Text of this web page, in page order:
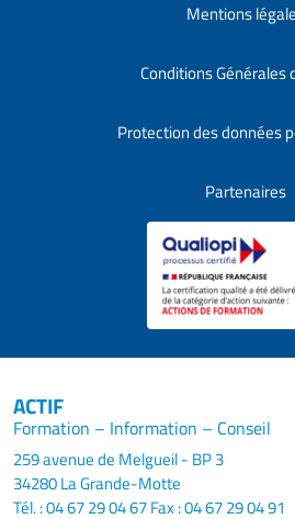
Mentions
Conditions Générales
Protection des données
Partenaires
ACTIF
Formation – Information – Conseil
259 avenue de Melgueil - BP 3
34280 La Grande-Motte
Tél. : 04 67 29 04 67Fax : 04 67 29 04 91